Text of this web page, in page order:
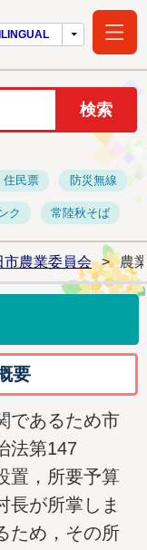
常陸太田市ホー
住民票 防災無線
ク 常陸秋そば
市農業委員会 > 農
要
であるため市
法第147
置，所要予算
長が所掌しま
ため，その所